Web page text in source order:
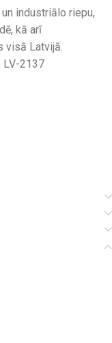
industriālo riepu,
kā arī
visā Latvijā.
LV-2137